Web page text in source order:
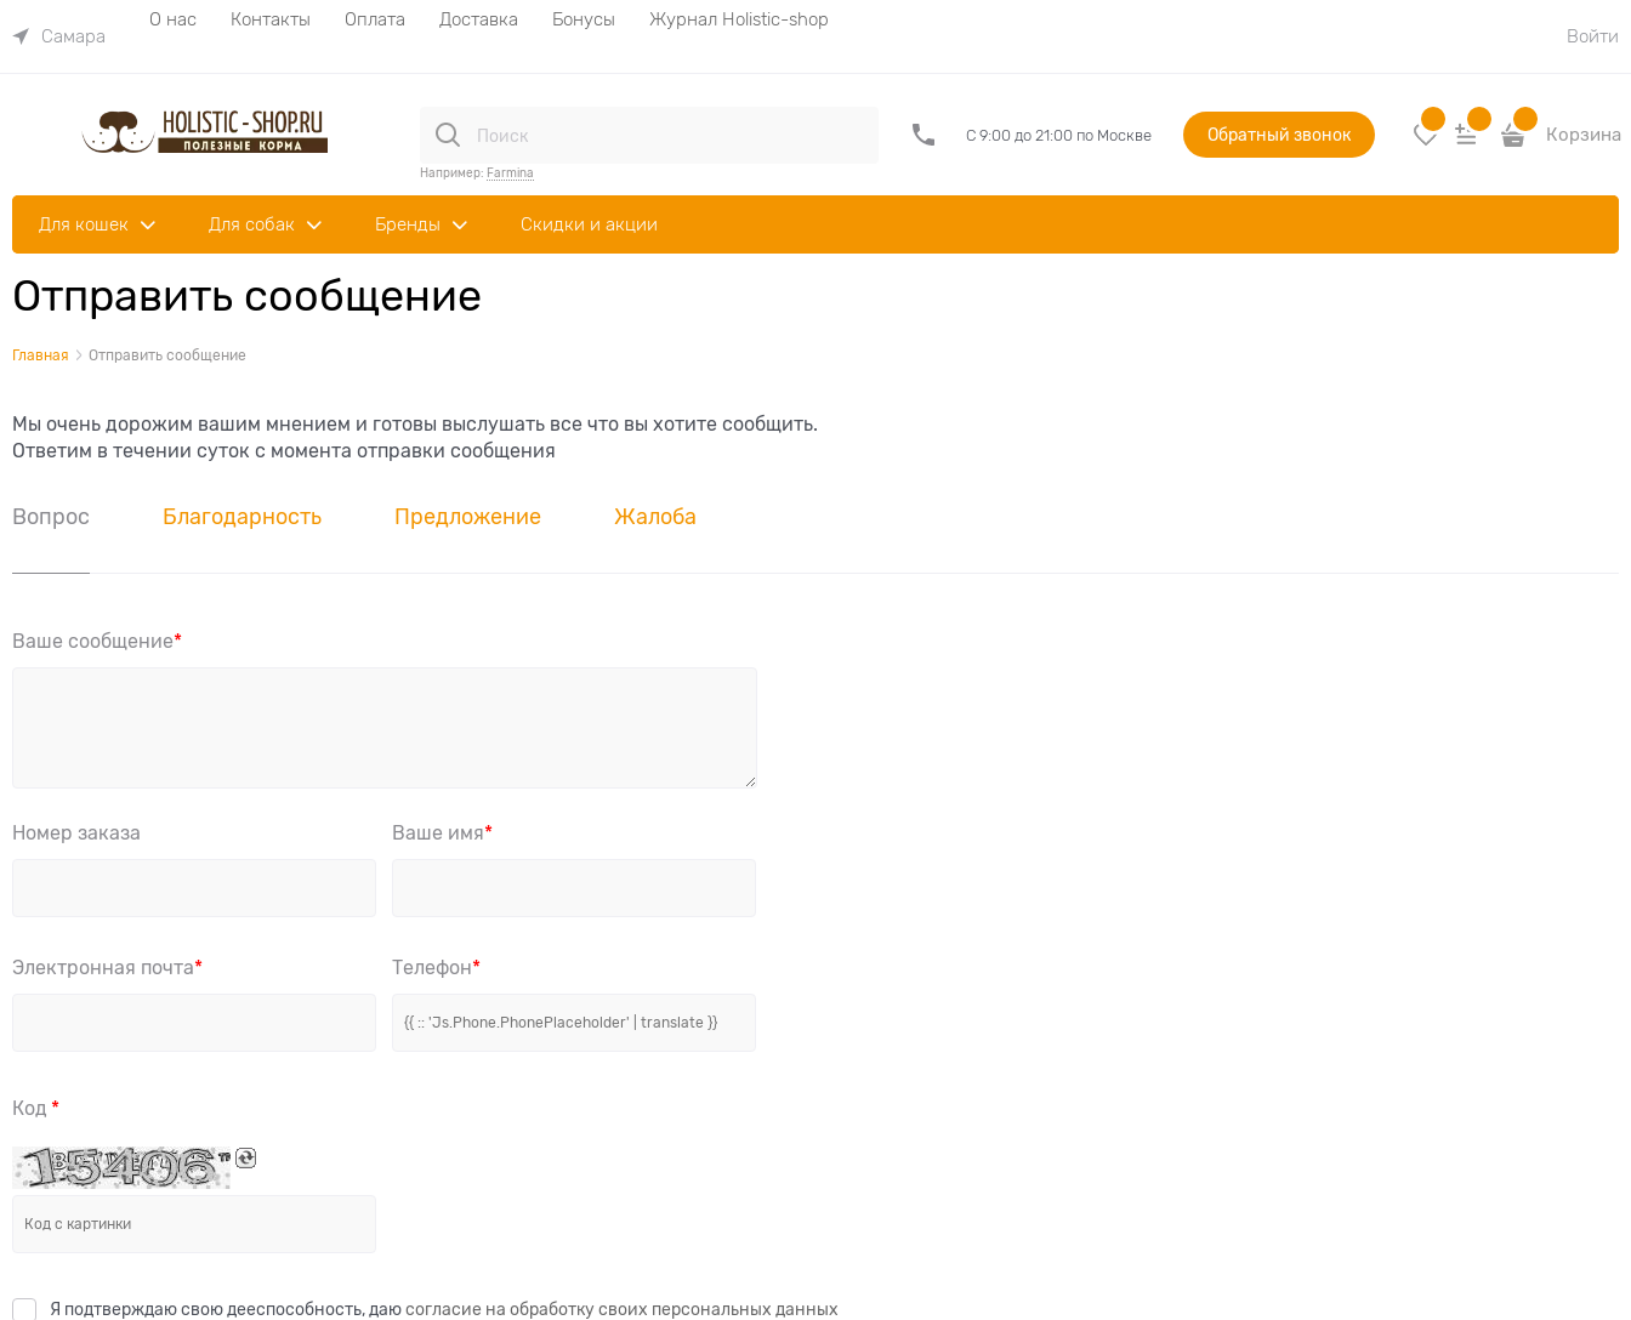
Самара
О нас Контакты Оплата Доставка Бонусы
Журнал Holistic-shop
Войти
Например: Farmina
С 9:00 до 21:00 по Москве Обратный звонок Корзина
Для кошек Для собак Бренды Скидки и акции
Отправить сообщение
Главная Отправить сообщение
Мы очень дорожим вашим мнением и готовы выслушать все что вы хотите сообщить.
Ответим в течении суток с момента отправки сообщения
Вопрос Благодарность Предложение Жалоба
Ваше сообщение
Номер заказа Ваше имя
Электронная почта Телефон
Код
Я подтверждаю свою дееспособность, даюсогласие на обработку своих персональных данных